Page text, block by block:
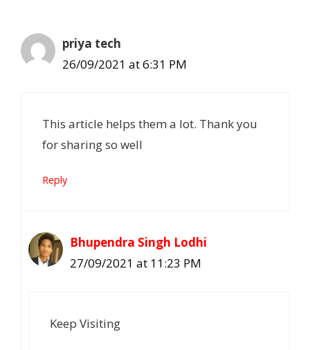
priya tech
26/09/2021 at 6:31 PM
This article helps them a lot. Thank you
for sharing so well
Reply
Bhupendra Singh Lodhi
27/09/2021 at 11:23 PM
Keep Visiting